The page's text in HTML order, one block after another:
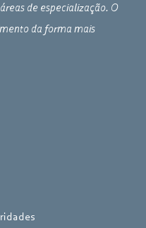
de especialização. O
da forma mais